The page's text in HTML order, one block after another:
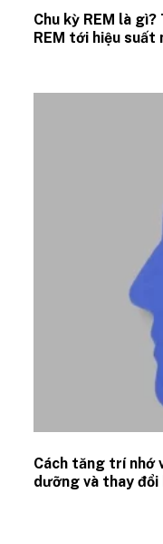
Chu kỳ REM là
REM tới hiệu suất
Cách tăng trí nhớ
dưỡng và thay đổi